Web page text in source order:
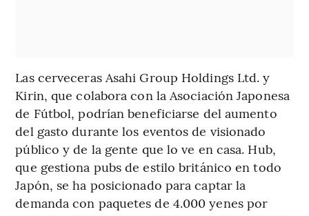
Las cerveceras Asahi Group Holdings Ltd. y
Kirin, que colabora con la Asociación Japonesa
de Fútbol, podrían beneficiarse del aumento
del gasto durante los eventos de visionado
público y de la gente que lo ve en casa. Hub,
que gestiona pubs de estilo británico en todo
Japón, se ha posicionado para captar la
demanda con paquetes de 4.000 yenes por